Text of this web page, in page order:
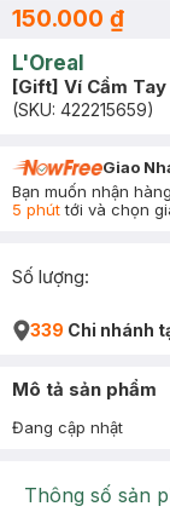
150.000 ₫
L'Oreal
[Gift] Ví Cầm
(SKU: 422215659)
Giao
Bạn muốn nhận
5 phúttới và chọn
Số lượng:
339 Chi nhánh
Mô tả sản phẩm
Đang cập nhật
Thông số sản